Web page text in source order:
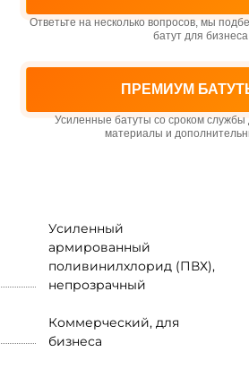
Ответьте на несколько вопросов, мы
батут для бизнеса
ПРЕМИУМ
Усиленные батуты со сроком
материалы и
Усиленный
армированный
поливинилхлорид (ПВХ),
непрозрачный
Коммерческий, для
бизнеса